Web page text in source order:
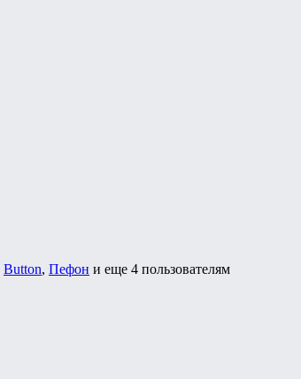
Button, Пефон и еще 4 пользователям